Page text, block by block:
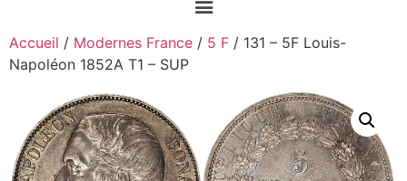
Accueil / Modernes France / 5 F / 131 – 5F Louis-
Napoléon 1852A T1 – SUP